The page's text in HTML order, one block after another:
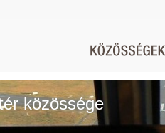
közössége